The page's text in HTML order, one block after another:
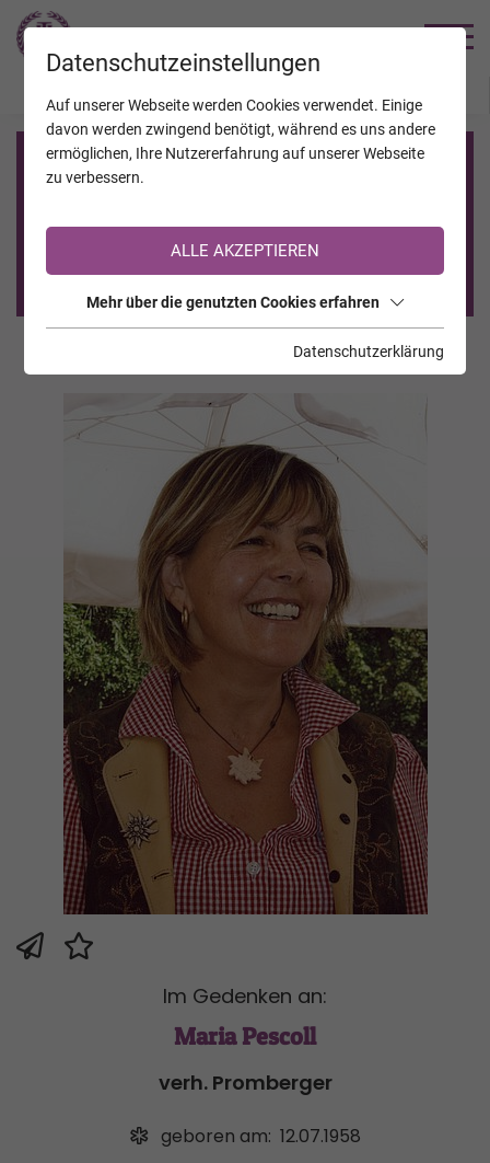
Registrierung auf TrauerHilfe.it
Sie sind noch nicht auf TrauerHilfe.it registriert?
>> zur kostenlosen Registrierung <<
Im Gedenken an:
Maria Pescoll
verh. Promberger
geboren am: 12.07.1958
Datenschutzeinstellungen
Auf unserer Webseite werden Cookies verwendet. Einige
davon werden zwingend benötigt, während es uns andere
ermöglichen, Ihre Nutzererfahrung auf unserer Webseite
zu verbessern.
ALLE AKZEPTIEREN
Mehr über die genutzten Cookies erfahren
Datenschutzerklärung
JAHRESTAGE KALENDER VERSTORBENE